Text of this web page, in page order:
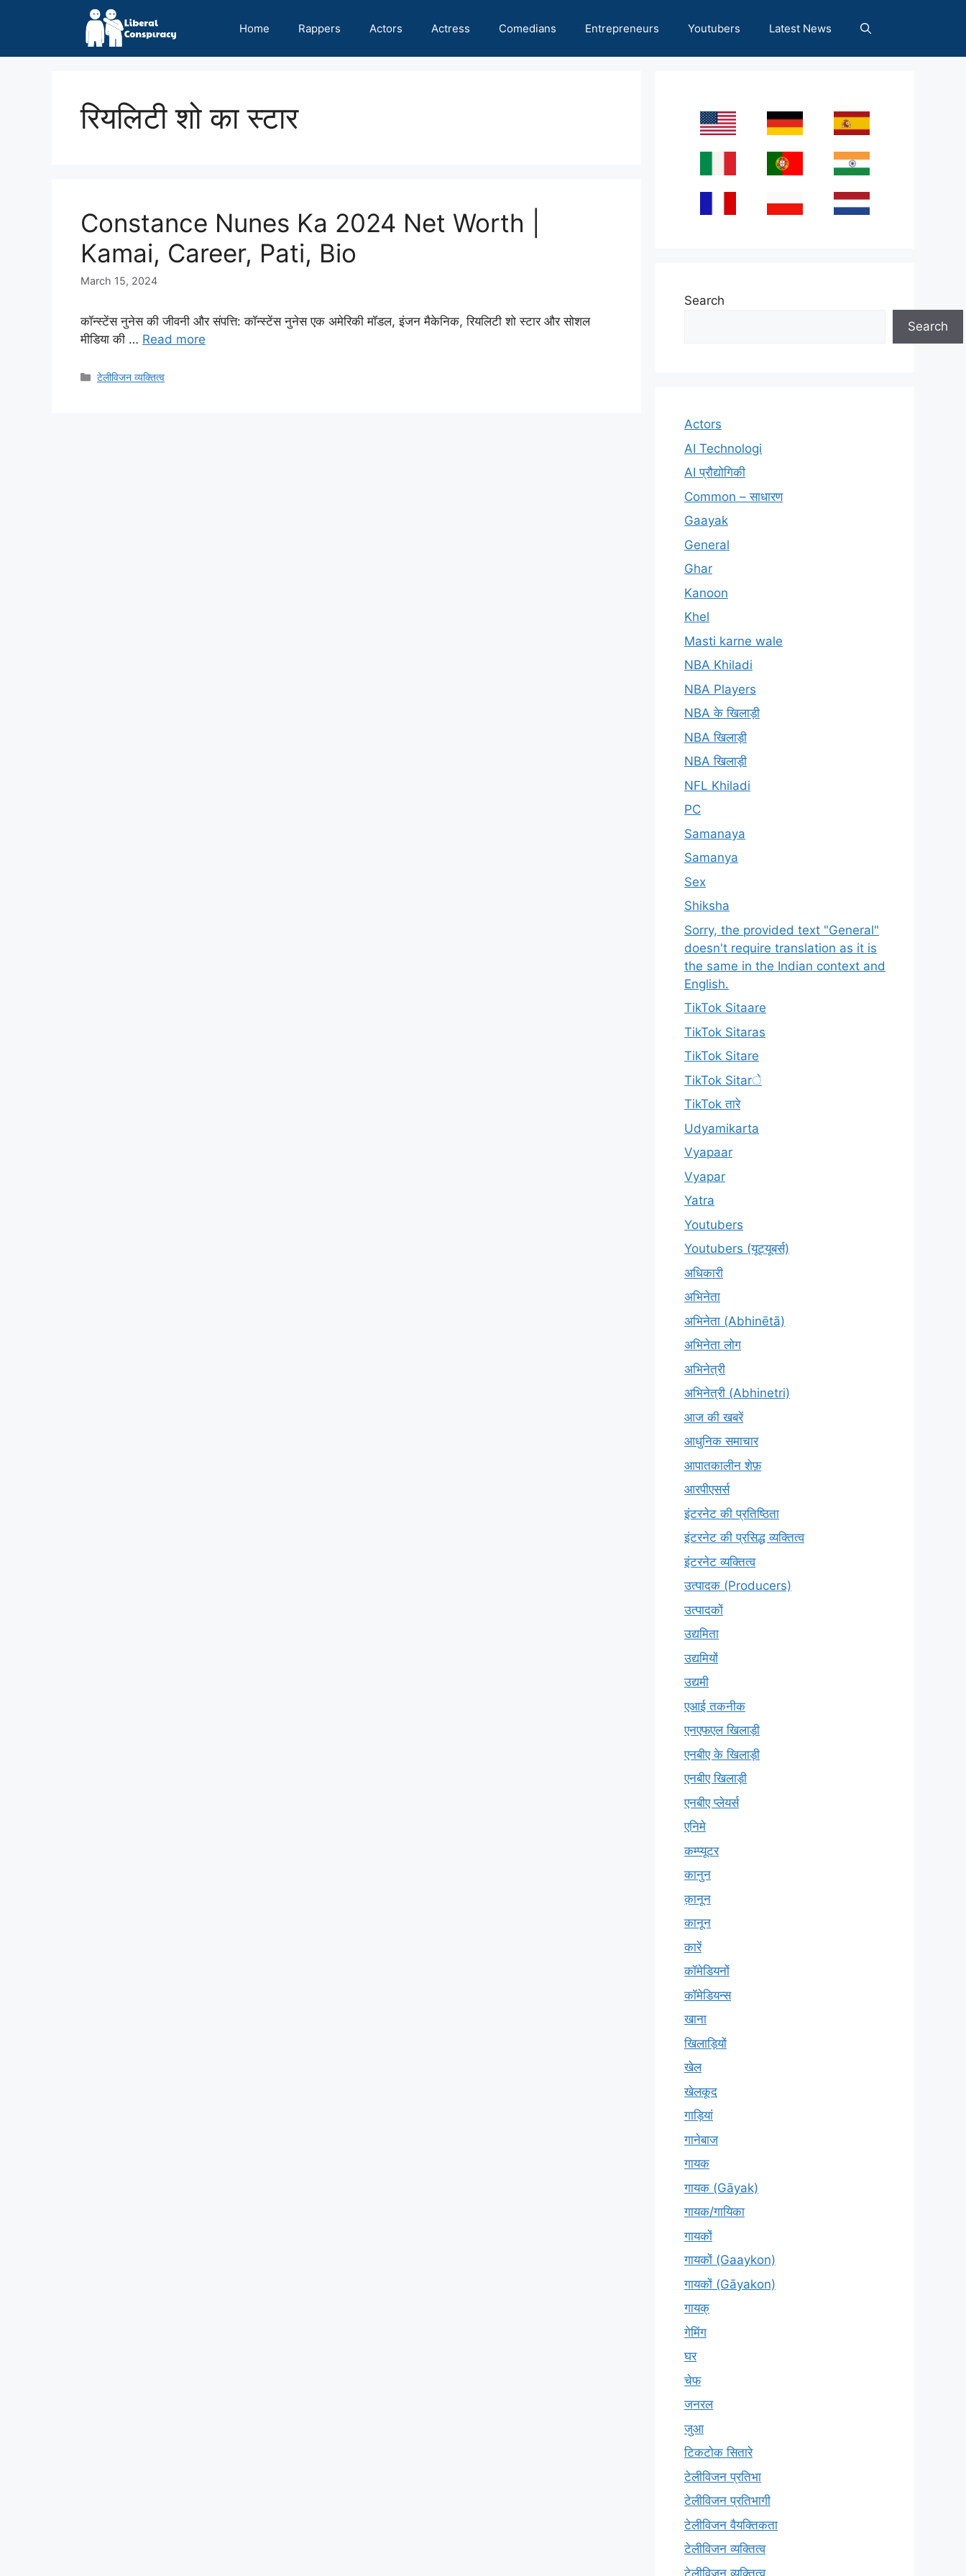
Home Rappers Actors Actress Comedians Entrepreneurs Youtubers Latest News
रियलिटी शो का स्टार
Constance Nunes Ka 2024 Net Worth |
Kamai, Career, Pati, Bio
March 15, 2024
कॉन्स्टेंस नुनेस की जीवनी और संपत्ति: कॉन्स्टेंस नुनेस एक अमेरिकी मॉडल, इंजन मैकेनिक, रियलिटी शो स्टार और सोशल
मीडिया की … Read more
Categories
टेलीविजन व्यक्तित्व
Search
Search
Actors
AI Technologi
AI प्रौद्योगिकी
Common – साधारण
Gaayak
General
Ghar
Kanoon
Khel
Masti karne wale
NBA Khiladi
NBA Players
NBA के खिलाड़ी
NBA खिलाड़ी
NBA खिलाड़ी
NFL Khiladi
PC
Samanaya
Samanya
Sex
Shiksha
Sorry, the provided text "General"
doesn't require translation as it is
the same in the Indian context and
English.
TikTok Sitaare
TikTok Sitaras
TikTok Sitare
TikTok Sitarे
TikTok तारे
Udyamikarta
Vyapaar
Vyapar
Yatra
Youtubers
Youtubers (यूट्यूबर्स)
अधिकारी
अभिनेता
अभिनेता (Abhinētā)
अभिनेता लोग
अभिनेत्री
अभिनेत्री (Abhinetri)
आज की खबरें
आधुनिक समाचार
आपातकालीन शेफ़
आरपीएसर्स
इंटरनेट की प्रतिष्ठिता
इंटरनेट की प्रसिद्ध व्यक्तित्व
इंटरनेट व्यक्तित्व
उत्पादक (Producers)
उत्पादकों
उद्यमिता
उद्यमियों
उद्यमी
एआई तकनीक
एनएफएल खिलाड़ी
एनबीए के खिलाड़ी
एनबीए खिलाड़ी
एनबीए प्लेयर्स
एनिमे
कम्प्यूटर
कानुन
क़ानून
कानून
कारें
कॉमेडियनों
कॉमेडियन्स
खाना
खिलाड़ियों
खेल
खेलकूद
गाड़ियां
गानेबाज
गायक
गायक (Gāyak)
गायक/गायिका
गायकों
गायकों (Gaaykon)
गायकों (Gāyakon)
गायक्
गेमिंग
घर
चेफ
जनरल
जुआ
टिकटोक सितारे
टेलीविजन प्रतिभा
टेलीविजन प्रतिभागी
टेलीविजन वैयक्तिकता
टेलीविजन व्यक्तित्व
टेलीविज़न व्यक्तित्व